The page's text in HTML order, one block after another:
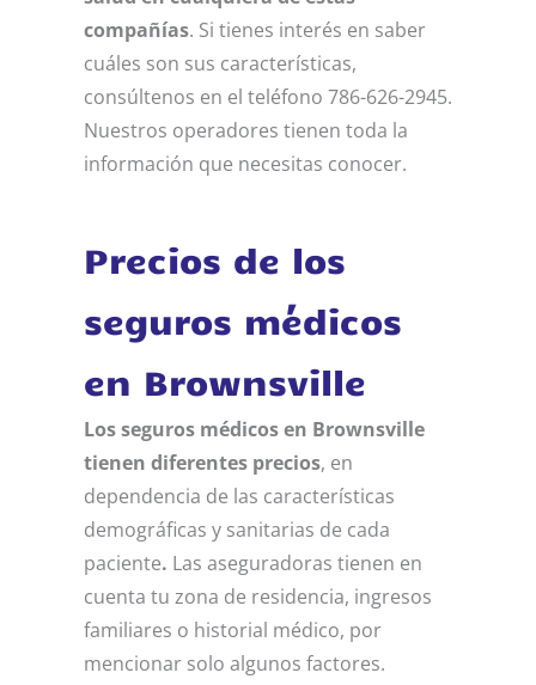
compañías. Si tienes interés en saber
cuáles son sus características,
consúltenos en el teléfono 786-626-2945.
Nuestros operadores tienen toda la
información que necesitas conocer.
Precios de los
seguros médicos
en Brownsville
Los seguros médicos en Brownsville
tienen diferentes precios, en
dependencia de las características
demográficas y sanitarias de cada
paciente. Las aseguradoras tienen en
cuenta tu zona de residencia, ingresos
familiares o historial médico, por
mencionar solo algunos factores.